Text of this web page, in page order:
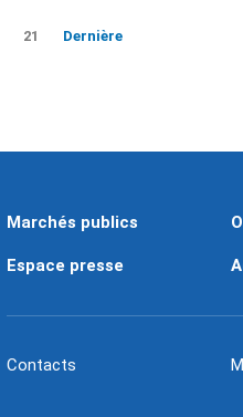
21 Dernière
Marchés publics
Espace presse
Contacts